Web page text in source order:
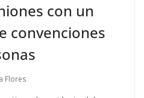
con un
convenciones
Flores